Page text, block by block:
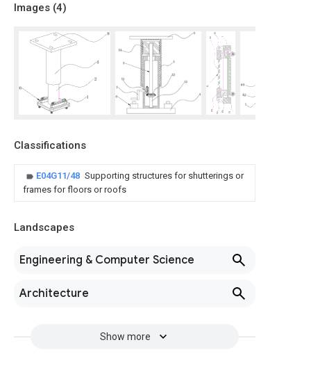
Images (4)
Classifications
E04G11/48 Supporting structures for shutterings or
frames for floors or roofs
Landscapes
Engineering & Computer Science
Architecture
Show more